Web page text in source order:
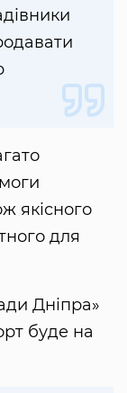
якісного
для
Дніпра»
буде на